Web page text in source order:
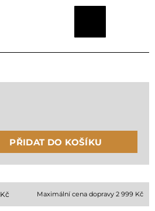
PŘIDAT DO KOŠÍKU
Kč Maximální cena dopravy 2 999 Kč